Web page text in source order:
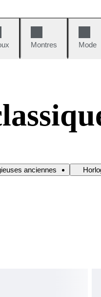
Montres Mode
anciennes